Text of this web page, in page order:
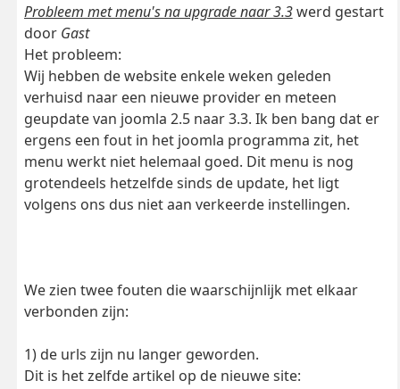
Probleem met menu's na upgrade naar 3.3werd gestart
door Gast
Het probleem:
Wij hebben de website enkele weken geleden
verhuisd naar een nieuwe provider en meteen
geupdate van joomla 2.5 naar 3.3. Ik ben bang dat er
ergens een fout in het joomla programma zit, het
menu werkt niet helemaal goed. Dit menu is nog
grotendeels hetzelfde sinds de update, het ligt
volgens ons dus niet aan verkeerde instellingen.
We zien twee fouten die waarschijnlijk met elkaar
verbonden zijn:
1) de urls zijn nu langer geworden.
Dit is het zelfde artikel op de nieuwe site: